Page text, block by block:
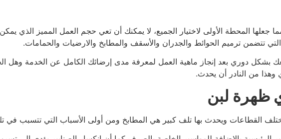
جعلها المحطة الأولى لاختيار الجميع، لا يمكنك أن تعي حجم العمل المميز الذي
تتضمن ترميم الحوائط والجدران والأسقف والمطابخ والارضيات والحمامات.
بشكل دوري بعد إنجاز ماهية العمل لمعرفة مدى إرضائك الكامل عن الخدمة وهل
من النادر أن يحدث.
ظهرة لبن
القطاعات ويحدث بها تلف كبير هي المطابخ ومن أولى الأسباب التي تتسبب